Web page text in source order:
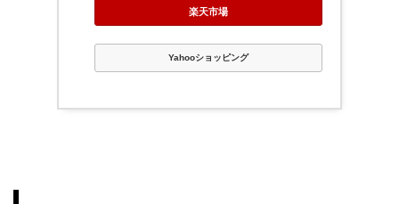
楽天市場
Yahooショッピング